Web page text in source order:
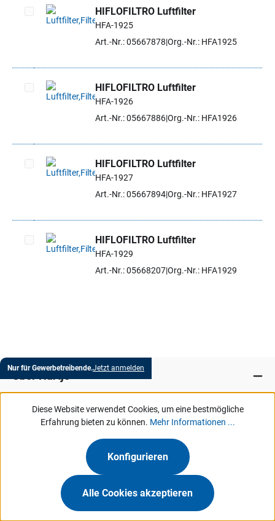
Artikel auswählen
HIFLOFILTRO Luftfilter
HFA-1925
Art.-Nr.: 05667878 Org.-Nr.: HFA1925
Artikel auswählen
HIFLOFILTRO Luftfilter
HFA-1926
Art.-Nr.: 05667886Org.-Nr.: HFA1926
Artikel auswählen
HIFLOFILTRO Luftfilter
HFA-1927
Art.-Nr.: 05667894Org.-Nr.: HFA1927
Artikel auswählen
HIFLOFILTRO Luftfilter
HFA-1929
Art.-Nr.: 05668207Org.-Nr.: HFA1929
Nur für Gewerbetreibende.Jetzt anmelden
Marken
MeinHartje
Diese Website verwendet Cookies, um eine bestmögliche
Erfahrung bieten zu können. Mehr Informationen ...
Konfigurieren
Alle Cookies akzeptieren